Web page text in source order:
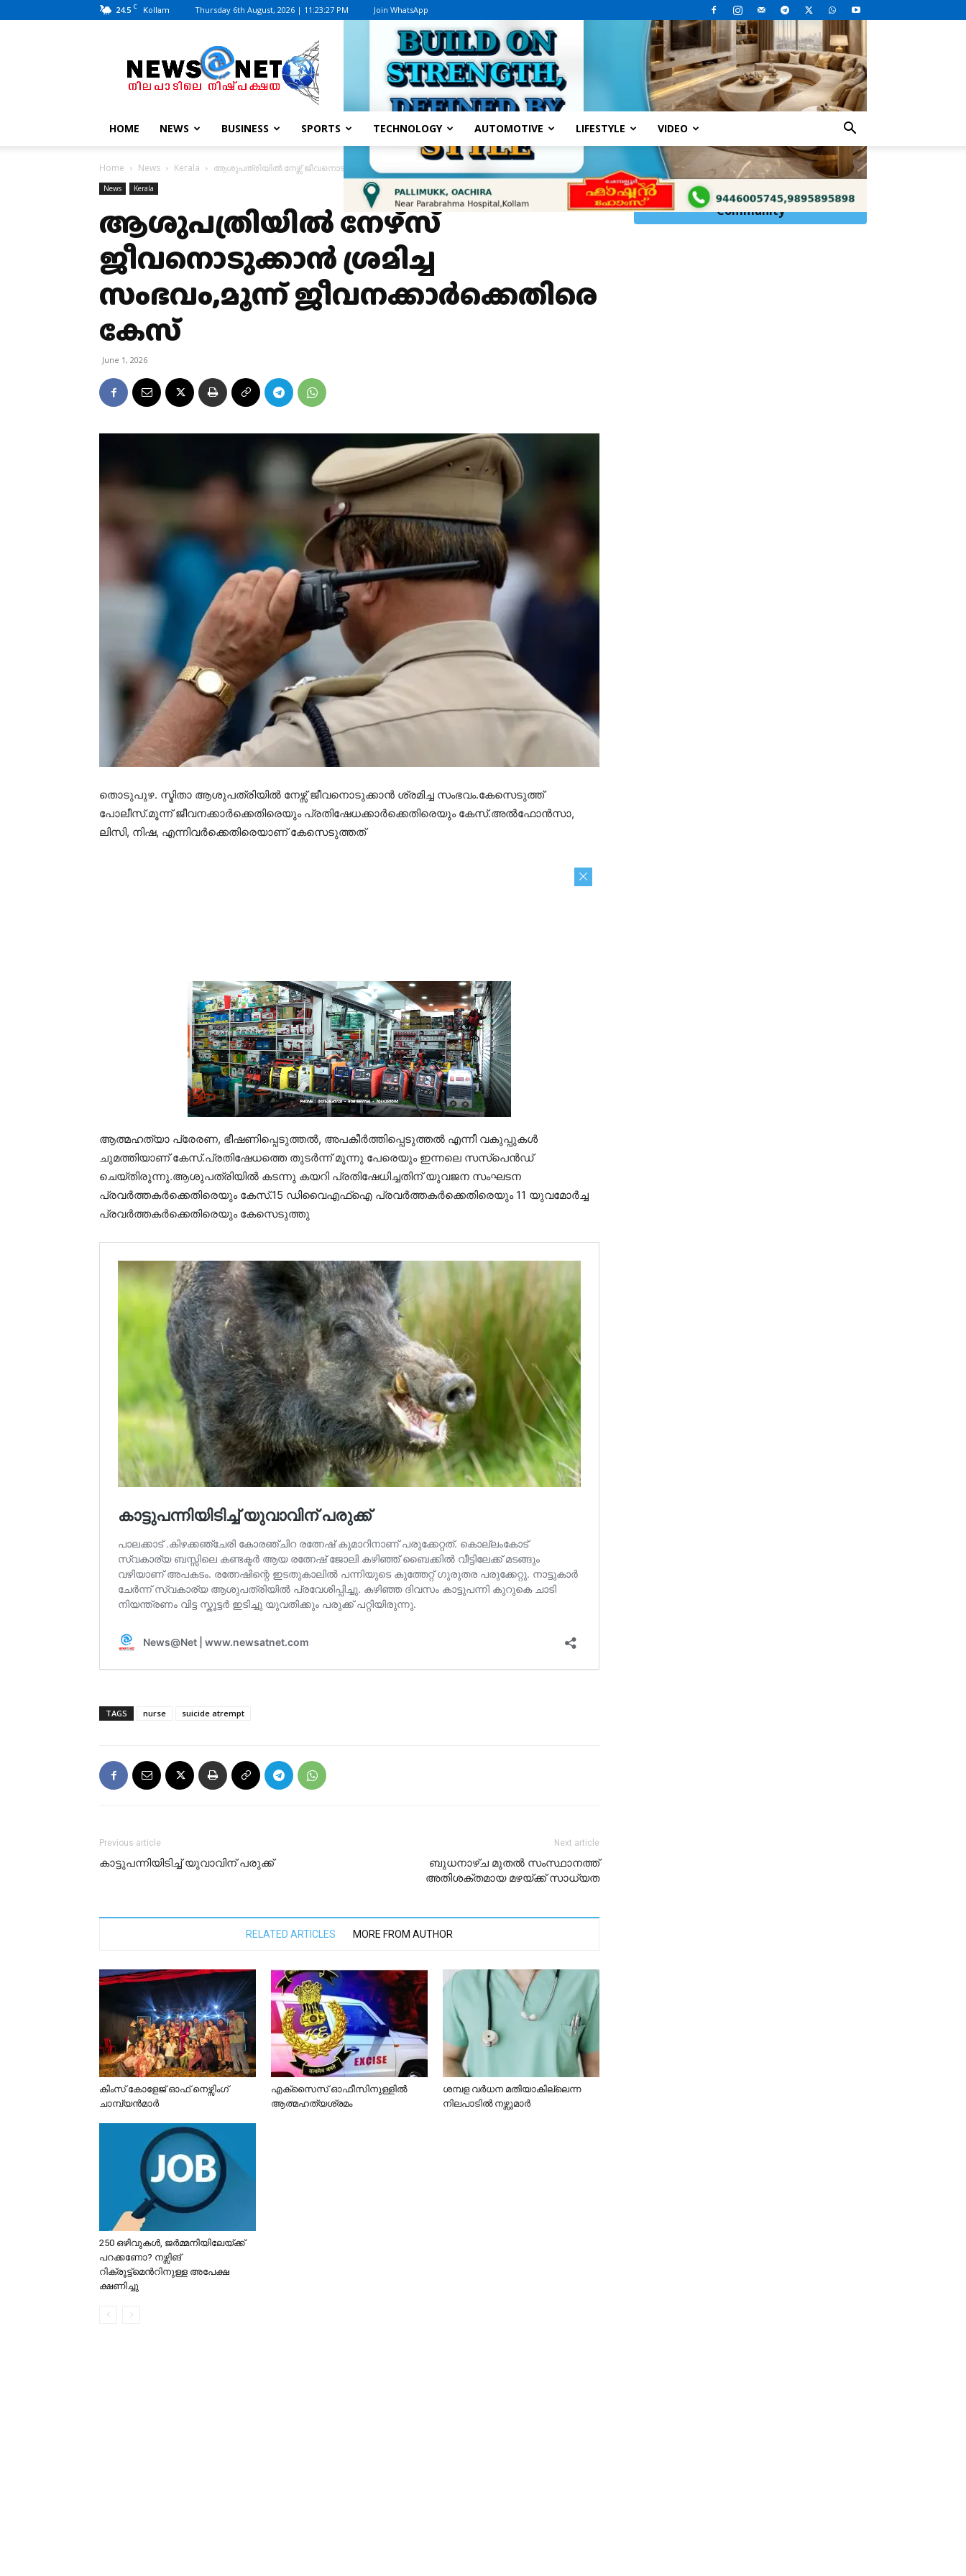
24.5 C Kollam Thursday 6th August, 2026 | 11:23:27 PM Join WhatsApp
News@Net
|
www.newsatnet.com
HOME NEWS BUSINESS SPORTS TECHNOLOGY AUTOMOTIVE LIFESTYLE VIDEO
Home News Kerala ആശുപത്രിയിൽ നേഴ്സ് ജീവനൊടുക്കാൻ ശ്രമിച്ച സംഭവം,മൂന്ന് ജീവനക്കാർക്കെതിരെ കേസ്
News Kerala
ആശുപത്രിയിൽ നേഴ്സ്
ജീവനൊടുക്കാൻ ശ്രമിച്ച
സംഭവം,മൂന്ന് ജീവനക്കാർക്കെതിരെ
കേസ്
June 1, 2026
തൊടുപുഴ. സ്മിതാ ആശുപത്രിയിൽ നേഴ്സ് ജീവനൊടുക്കാൻ ശ്രമിച്ച സംഭവം.കേസെടുത്ത്
പോലീസ്.മൂന്ന് ജീവനക്കാർക്കെതിരെയും പ്രതിഷേധക്കാർക്കെതിരെയും കേസ്.അൽഫോൻസാ,
ലിസി, നിഷ, എന്നിവർക്കെതിരെയാണ് കേസെടുത്തത്
ആത്മഹത്യാ പ്രേരണ, ഭീഷണിപ്പെടുത്തൽ, അപകീർത്തിപ്പെടുത്തൽ എന്നീ വകുപ്പുകൾ
ചുമത്തിയാണ് കേസ്.പ്രതിഷേധത്തെ തുടർന്ന് മൂന്നു പേരെയും ഇന്നലെ സസ്പെൻഡ്
ചെയ്തിരുന്നു.ആശുപത്രിയിൽ കടന്നു കയറി പ്രതിഷേധിച്ചതിന് യുവജന സംഘടന
പ്രവർത്തകർക്കെതിരെയും കേസ്.15 ഡിവൈഎഫ്ഐ പ്രവർത്തകർക്കെതിരെയും 11 യുവമോർച്ച
പ്രവർത്തകർക്കെതിരെയും കേസെടുത്തു
TAGS nurse suicide atrempt
Previous article
കാട്ടുപന്നിയിടിച്ച് യുവാവിന് പരുക്ക്
Next article
ബുധനാഴ്ച മുതല്‍ സംസ്ഥാനത്ത്
അതിശക്തമായ മഴയ്ക്ക് സാധ്യത
RELATED ARTICLES MORE FROM AUTHOR
കിംസ് കോളേജ് ഓഫ് നെഴ്സിംഗ്
ചാമ്പ്യൻമാർ
എക്സൈസ് ഓഫീസിനുള്ളിൽ
ആത്മഹത്യശ്രമം
ശമ്പള വർധന മതിയാകില്ലെന്ന
നിലപാടിൽ നഴ്സുമാർ
250 ഒഴിവുകൾ, ജര്‍മ്മനിയിലേയ്ക്ക്
പറക്കണോ? നഴ്സിങ്
റിക്രൂട്ട്മെന്‍റിനുള്ള അപേക്ഷ
ക്ഷണിച്ചു
Click Here toJoinWhatsApp
Community